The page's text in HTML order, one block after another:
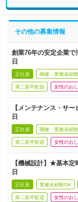
その他の募集情報
創業76年の安定企業
日
正社員 職種・業種未経
第二新卒歓迎 女性のお
【メンテナンス・サ
日
正社員 職種・業種未経
第二新卒歓迎 女性のお
【機械設計】★基本
日
正社員 業種未経験OK
第二新卒歓迎 女性のお